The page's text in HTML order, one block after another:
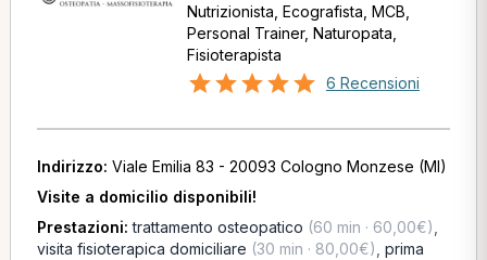
Nutrizionista, Ecografista, MCB,
Personal Trainer, Naturopata,
Fisioterapista
6 Recensioni
Indirizzo: Viale Emilia 83 - 20093 Cologno Monzese (MI)
Visite a domicilio disponibili!
Prestazioni:trattamento osteopatico (60 min · 60,00€)
visita fisioterapica domiciliare (30 min · 80,00€) prima